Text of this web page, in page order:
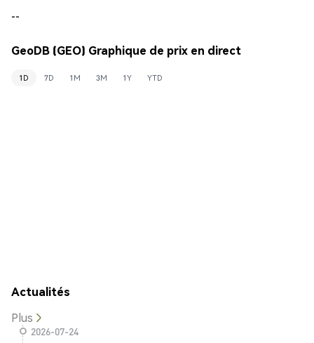
--
GeoDB (GEO) Graphique de prix en direct
1D 7D 1M 3M 1Y YTD
Actualités
Plus
2026-07-24